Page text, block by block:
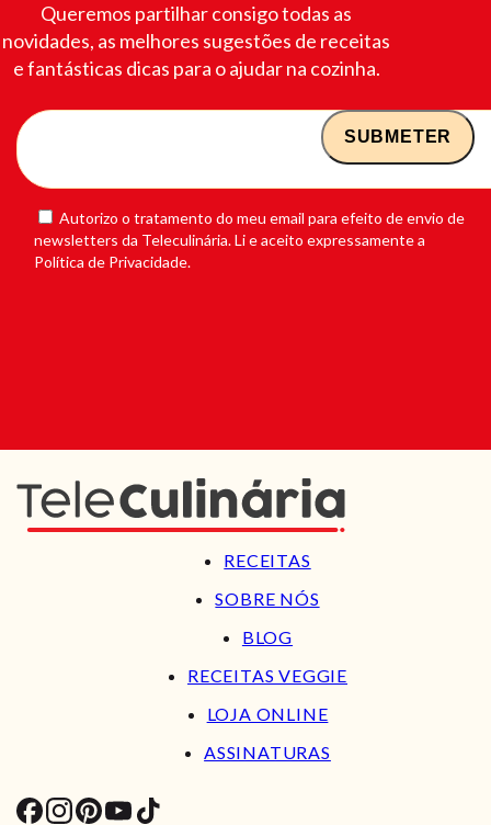
Queremos partilhar consigo todas as
novidades, as melhores sugestões de receitas
e fantásticas dicas para o ajudar na cozinha.
Autorizo o tratamento do meu email para efeito de envio de
newsletters da Teleculinária. Li e aceito expressamente a
Política de Privacidade.
RECEITAS
SOBRE NÓS
BLOG
RECEITAS VEGGIE
LOJA ONLINE
ASSINATURAS